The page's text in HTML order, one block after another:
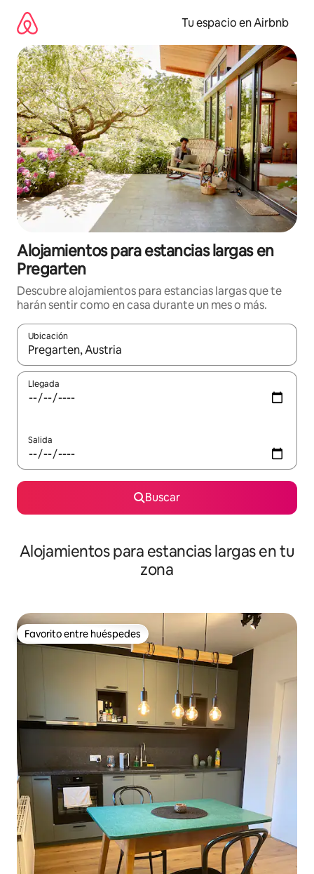
contenido
Tu espacio en Airbnb
Alojamientos para estancias largas en
Pregarten
Descubre alojamientos para estancias largas que te
harán sentir como en casa durante un mes o más.
Ubicación
Cuando los resultados estén disponibles, podrás navegar
Llegada
Salida
Buscar
Alojamientos para estancias largas en tu
zona
Favorito entre huéspedes
Favorito entre huéspedes